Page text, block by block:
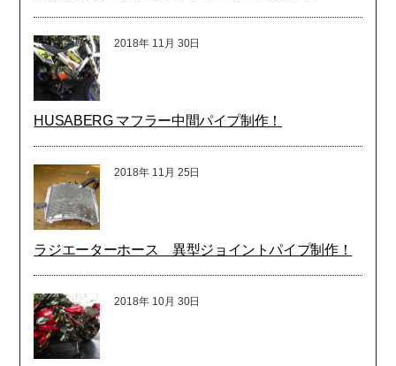
2018年 11月 30日
HUSABERG マフラー中間パイプ制作！
2018年 11月 25日
ラジエーターホース 異型ジョイントパイプ制作！
2018年 10月 30日